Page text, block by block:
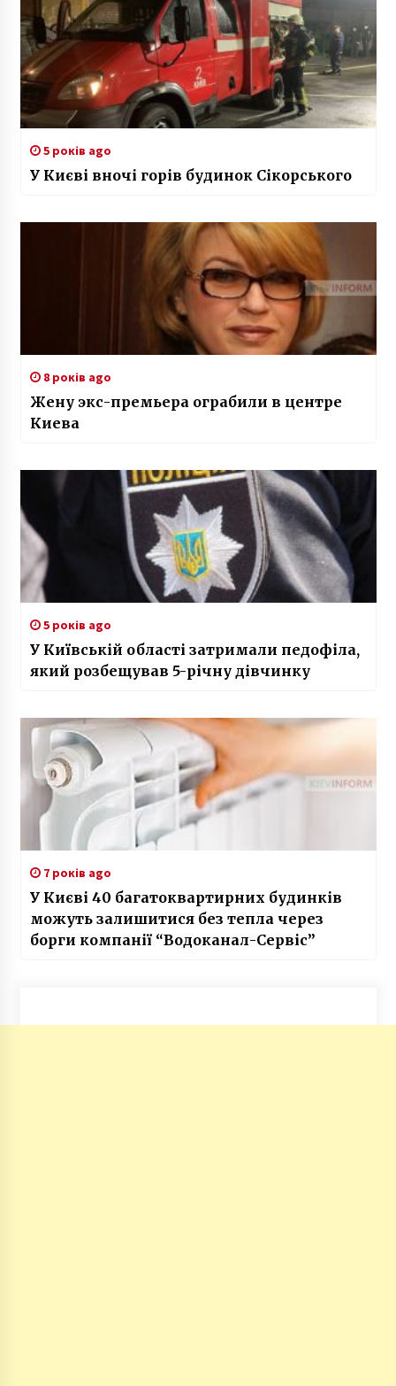
5 років ago
У Києві вночі горів будинок Сікорського
8 років ago
Жену экс-премьера ограбили в центре
Киева
5 років ago
У Київській області затримали педофіла,
який розбещував 5-річну дівчинку
7 років ago
У Києві 40 багатоквартирних будинків
можуть залишитися без тепла через
борги компанії “Водоканал-Сервіс”